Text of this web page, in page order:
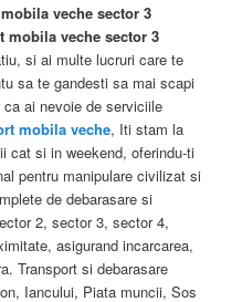
veche sector 3
mobila veche sector 3
si ai multe lucruri care te
sa te gandesti sa mai scapi
ai nevoie de serviciile
mobila veche, Iti stam la
cat si in weekend, oferindu-ti
pentru manipulare civilizat si
de debarasare si
2, sector 3, sector 4,
asigurand incarcarea,
Transport si debarasare
Iancului, Piata muncii, Sos